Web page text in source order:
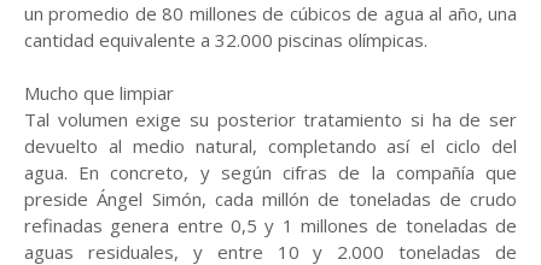
un promedio de 80 millones de cúbicos de agua al año, una
cantidad equivalente a 32.000 piscinas olímpicas.
Mucho que limpiar
Tal volumen exige su posterior tratamiento si ha de ser
devuelto al medio natural, completando así el ciclo del
agua. En concreto, y según cifras de la compañía que
preside Ángel Simón, cada millón de toneladas de crudo
refinadas genera entre 0,5 y 1 millones de toneladas de
aguas residuales, y entre 10 y 2.000 toneladas de